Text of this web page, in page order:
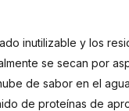
inutilizable y los
se secan por
de sabor en el
de proteínas de